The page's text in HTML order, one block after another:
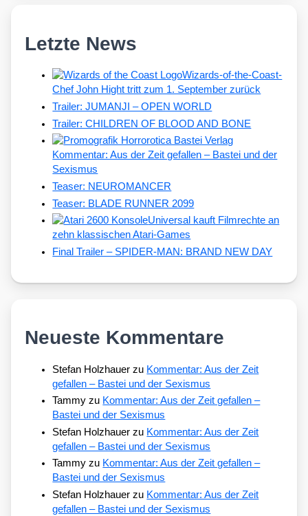
Letzte News
Wizards-of-the-Coast-
Chef John Hight tritt zum 1. September zurück
Trailer: JUMANJI – OPEN WORLD
Trailer: CHILDREN OF BLOOD AND BONE
Kommentar: Aus der Zeit gefallen – Bastei und der
Sexismus
Teaser: NEUROMANCER
Teaser: BLADE RUNNER 2099
Universal kauft Filmrechte an
zehn klassischen Atari-Games
Final Trailer – SPIDER-MAN: BRAND NEW DAY
Neueste Kommentare
Stefan Holzhauer zu Kommentar: Aus der Zeit
gefallen – Bastei und der Sexismus
Tammy zu Kommentar: Aus der Zeit gefallen –
Bastei und der Sexismus
Stefan Holzhauer zu Kommentar: Aus der Zeit
gefallen – Bastei und der Sexismus
Tammy zu Kommentar: Aus der Zeit gefallen –
Bastei und der Sexismus
Stefan Holzhauer zu Kommentar: Aus der Zeit
gefallen – Bastei und der Sexismus